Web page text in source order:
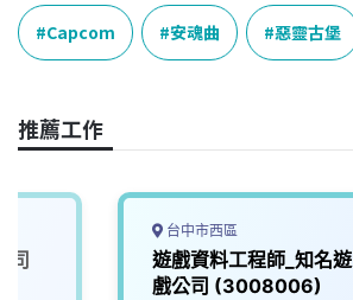
e
b
o
k
e
e
a
k
e
n
L
k
Capcom 安魂曲 惡靈古堡
推薦工作
司
台中市西區
遊戲資料工程師_知名遊
戲公司 (3008006)